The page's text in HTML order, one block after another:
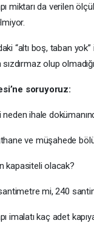
miktarı da verilen
“altı boş, taban
olup
soruyoruz:
ihale
ve müşahede
kapasiteli olacak?
mi, 240
imalatı kaç adet